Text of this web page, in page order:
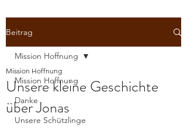
Beitrag
Mission Hoffnung
Danke
Unsere Schützlinge
Mission Hoffnung
Unsere kleine Geschichte
über Jonas
Mission Hoffnung